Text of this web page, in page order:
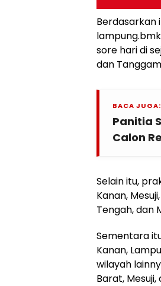
Berdasarkan
sore hari di
dan
BACA JUGA:
Panitia
Calon
Selain itu,
Kanan,
Tengah, dan
Sementara
Kanan,
wilayah
Barat,